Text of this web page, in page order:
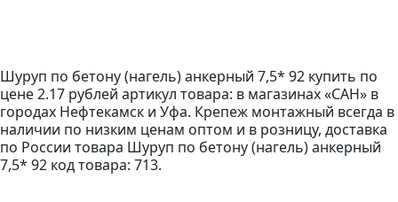
Шуруп по бетону (нагель) анкерный 7,5* 92 купить по
цене 2.17 рублей артикул товара: в магазинах «САН» в
городах Нефтекамск и Уфа. Крепеж монтажный всегда в
наличии по низким ценам оптом и в розницу, доставка
по России товара Шуруп по бетону (нагель) анкерный
7,5* 92 код товара: 713.